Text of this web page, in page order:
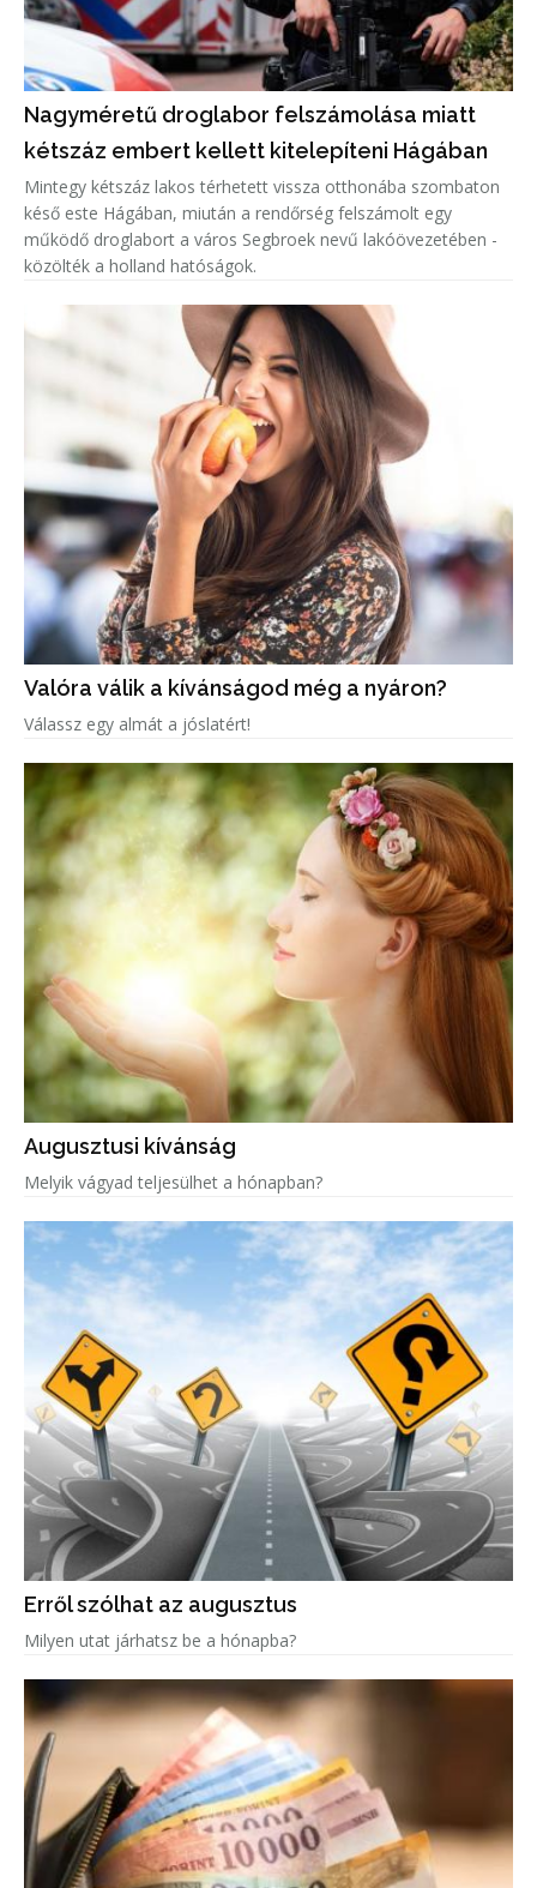
Nagyméretű droglabor felszámolása miatt
kétszáz embert kellett kitelepíteni Hágában
Mintegy kétszáz lakos térhetett vissza otthonába szombaton
késő este Hágában, miután a rendőrség felszámolt egy
működő droglabort a város Segbroek nevű lakóövezetében -
közölték a holland hatóságok.
Valóra válik a kívánságod még a nyáron?
Válassz egy almát a jóslatért!
Augusztusi kívánság
Melyik vágyad teljesülhet a hónapban?
Erről szólhat az augusztus
Milyen utat járhatsz be a hónapba?